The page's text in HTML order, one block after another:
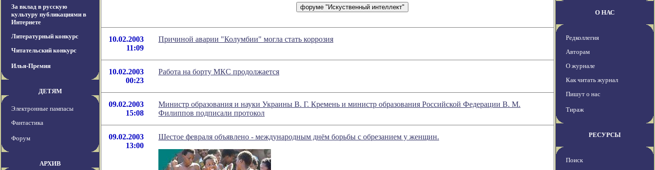
За вклад в русскую
культуру публикациями в
Интернете
Литературный конкурс
Читательский конкурс
Илья-Премия
ДЕТЯМ
Электронные пампасы
Фантастика
Форум
АРХИВ
10.02.2003
11:09
Причиной аварии "Колумбии" могла стать коррозия
10.02.2003
00:23
Работа на борту МКС продолжается
09.02.2003
15:08
Министр образования и науки Украины В. Г. Кремень и министр образования Российской Федерации В. М.
Филиппов подписали протокол
09.02.2003
13:00
Шестое февраля объявлено - международным днём борьбы с обрезанием у женщин.
О НАС
Редколлегия
Авторам
О журнале
Как читать журнал
Пишут о нас
Тираж
РЕСУРСЫ
Поиск